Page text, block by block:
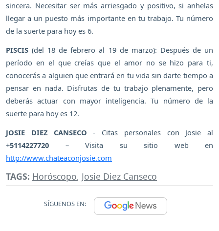
sincera. Necesitar ser más arriesgado y positivo, si anhelas
llegar a un puesto más importante en tu trabajo. Tu número
de la suerte para hoy es 6.
PISCIS (del 18 de febrero al 19 de marzo): Después de un
período en el que creías que el amor no se hizo para ti,
conocerás a alguien que entrará en tu vida sin darte tiempo a
pensar en nada. Disfrutas de tu trabajo plenamente, pero
deberás actuar con mayor inteligencia. Tu número de la
suerte para hoy es 12.
JOSIE DIEZ CANSECO - Citas personales con Josie al
+5114227720 – Visita su sitio web en
http://www.chateaconjosie.com
TAGS: Horóscopo, Josie Diez Canseco
SÍGUENOS EN: